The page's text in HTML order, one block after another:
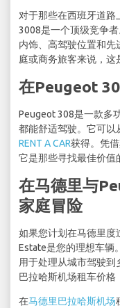
对于那些在西班牙道
3008是一个顶级竞争者
内饰、高驾驶位置和先
庭或商务旅客来说，这
在Peugeot
Peugeot 308是一款多
都能舒适驾驶。它可以
RENT A CAR获得。凭
它是那些寻找最佳价值
在马德里与
家庭冒险
如果您计划在马德里度
Estate是您的理想车辆
用于处理从城市驾驶
巴拉哈斯机场租车价格
在马德里巴拉哈斯机场